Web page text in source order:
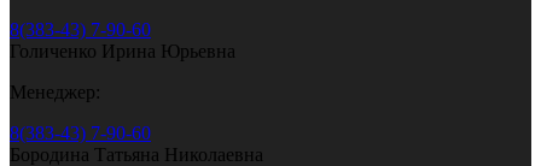
8(383-43) 7-90-60
Голиченко Ирина Юрьевна
Менеджер:
8(383-43) 7-90-60
Бородина Татьяна Николаевна